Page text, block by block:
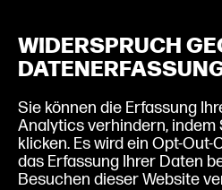
WIDERSPRUCH
Sie können die Erfassung
Analytics verhindern, indem
klicken. Es wird ein Opt-
das Erfassung Ihrer Daten
Besuchen dieser Website